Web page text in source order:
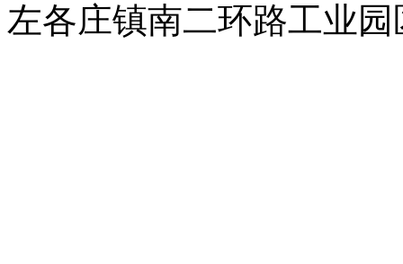
左各庄镇南二环路工业